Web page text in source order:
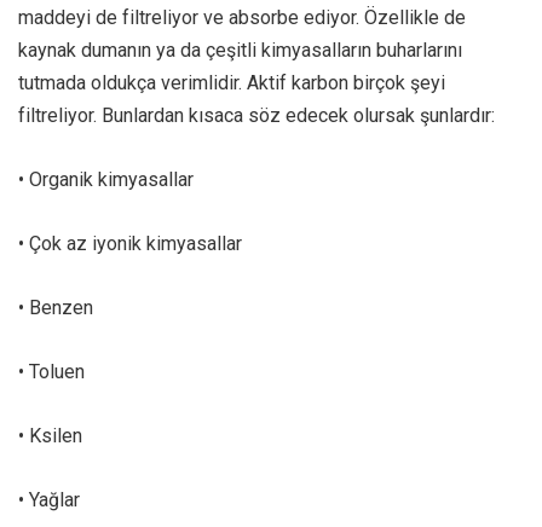
maddeyi de filtreliyor ve absorbe ediyor. Özellikle de
kaynak dumanın ya da çeşitli kimyasalların buharlarını
tutmada oldukça verimlidir. Aktif karbon birçok şeyi
filtreliyor. Bunlardan kısaca söz edecek olursak şunlardır:
• Organik kimyasallar
• Çok az iyonik kimyasallar
• Benzen
• Toluen
• Ksilen
• Yağlar